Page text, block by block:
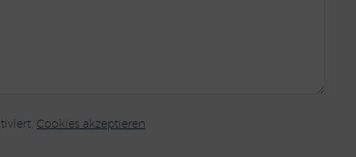
Cookies akzeptieren